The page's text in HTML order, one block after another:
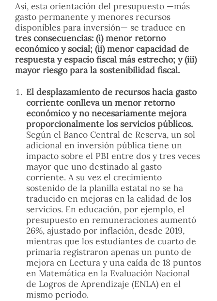
Así, esta orientación del presupuesto —más
gasto permanente y menores recursos
disponibles para inversión— se traduce en
tres consecuencias: (i) menor retorno
económico y social; (ii) menor capacidad de
respuesta y espacio fiscal más estrecho; y (iii)
mayor riesgo para la sostenibilidad fiscal.
El desplazamiento de recursos hacia gasto
corriente conlleva un menor retorno
económico y no necesariamente mejora
proporcionalmente los servicios públicos.
Según el Banco Central de Reserva, un sol
adicional en inversión pública tiene un
impacto sobre el PBI entre dos y tres veces
mayor que uno destinado al gasto
corriente. A su vez el crecimiento
sostenido de la planilla estatal no se ha
traducido en mejoras en la calidad de los
servicios. En educación, por ejemplo, el
presupuesto en remuneraciones aumentó
26%, ajustado por inflación, desde 2019,
mientras que los estudiantes de cuarto de
primaria registraron apenas un punto de
mejora en Lectura y una caída de 18 puntos
en Matemática en la Evaluación Nacional
de Logros de Aprendizaje (ENLA) en el
mismo periodo.